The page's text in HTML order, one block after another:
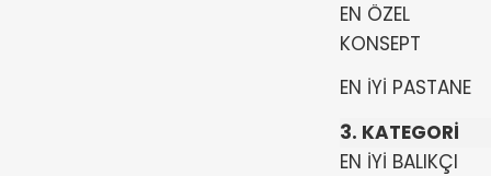
EN ÖZEL
KONSEPT
EN İYİ PASTANE
3. KATEGORİ
EN İYİ BALIKÇI